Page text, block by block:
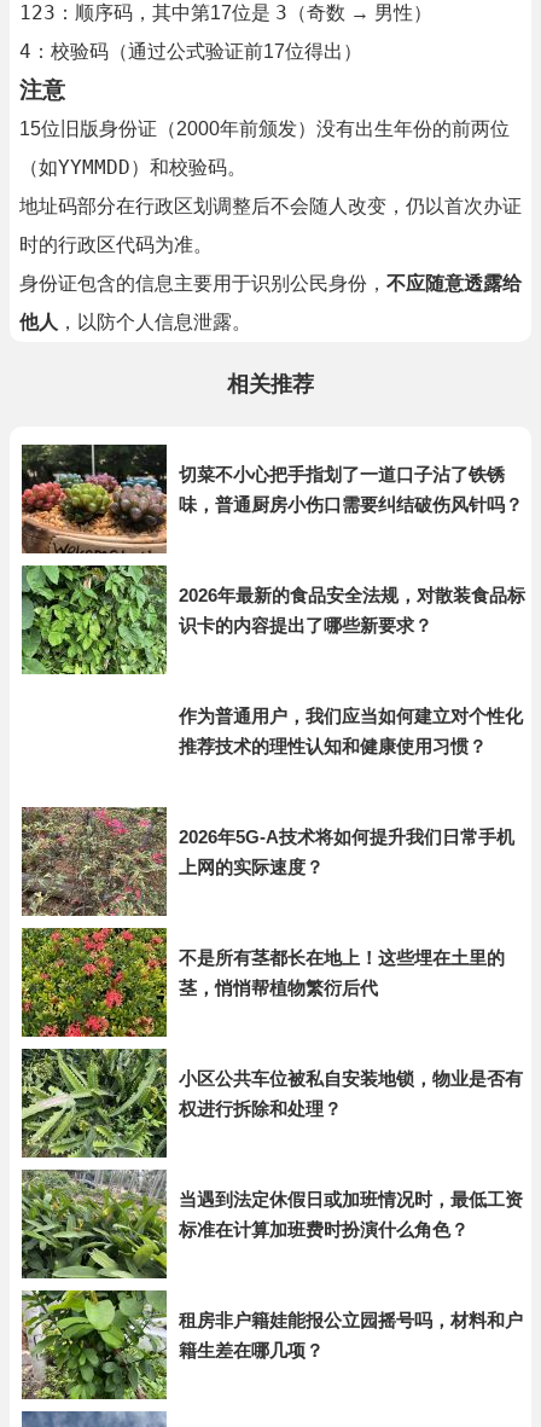
123 ：顺序码，其中第17位是 3 （奇数 → 男性）
4 ：校验码（通过公式验证前17位得出）
注意
15位旧版身份证（2000年前颁发）没有出生年份的前两位
（如YYMMDD）和校验码。
地址码部分在行政区划调整后不会随人改变，仍以首次办证
时的行政区代码为准。
身份证包含的信息主要用于识别公民身份， 不应随意透露给
他人 ，以防个人信息泄露。
相关推荐
切菜不小心把手指划了一道口子沾了铁锈
味，普通厨房小伤口需要纠结破伤风针吗？
2026年最新的食品安全法规，对散装食品标
识卡的内容提出了哪些新要求？
作为普通用户，我们应当如何建立对个性化
推荐技术的理性认知和健康使用习惯？
2026年5G-A技术将如何提升我们日常手机
上网的实际速度？
不是所有茎都长在地上！这些埋在土里的
茎，悄悄帮植物繁衍后代
小区公共车位被私自安装地锁，物业是否有
权进行拆除和处理？
当遇到法定休假日或加班情况时，最低工资
标准在计算加班费时扮演什么角色？
租房非户籍娃能报公立园摇号吗，材料和户
籍生差在哪几项？